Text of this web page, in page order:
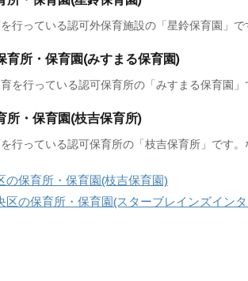
行っている認可外保育施設の「星鈴保育園」で
育所・保育園(みすまる保育園)
を行っている認可保育所の「みすまる保育園」
所・保育園(枝吉保育所)
行っている認可保育所の「枝吉保育所」です。
の保育所・保育園(枝吉保育園)
区の保育所・保育園(スターブレインズイン